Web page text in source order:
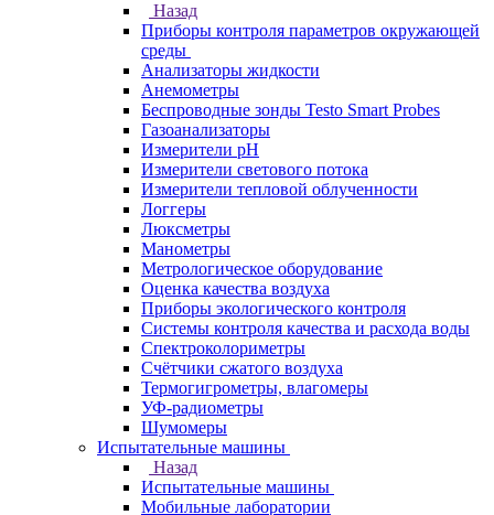
Назад
Приборы контроля параметров окружающей
среды
Анализаторы жидкости
Анемометры
Беспроводные зонды Testo Smart Probes
Газоанализаторы
Измерители pH
Измерители светового потока
Измерители тепловой облученности
Логгеры
Люксметры
Манометры
Метрологическое оборудование
Оценка качества воздуха
Приборы экологического контроля
Системы контроля качества и расхода воды
Спектроколориметры
Счётчики сжатого воздуха
Термогигрометры, влагомеры
УФ-радиометры
Шумомеры
Испытательные машины
Назад
Испытательные машины
Мобильные лаборатории